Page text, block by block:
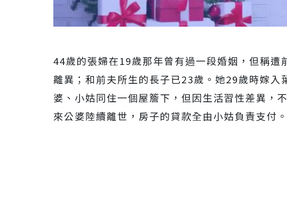
44歲的張婦在19歲那年曾有過一段婚姻，但稱遭
離異；和前夫所生的長子已23歲。她29歲時嫁入
婆、小姑同住一個屋簷下，但因生活習性差異，
來公婆陸續離世，房子的貸款全由小姑負責支付。